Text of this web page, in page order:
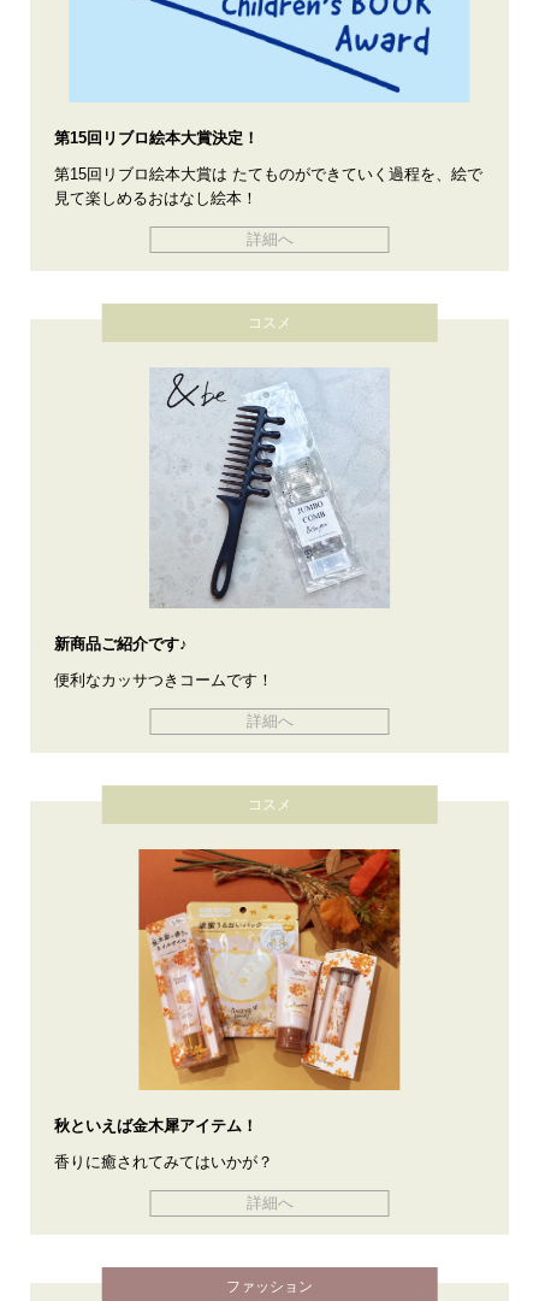
第15回リブロ絵本大賞決定！
第15回リブロ絵本大賞は たてものができていく過程を、絵で
見て楽しめるおはなし絵本！
詳細へ
コスメ
新商品ご紹介です♪
便利なカッサつきコームです！
詳細へ
コスメ
秋といえば金木犀アイテム！
香りに癒されてみてはいかが？
詳細へ
ファッション